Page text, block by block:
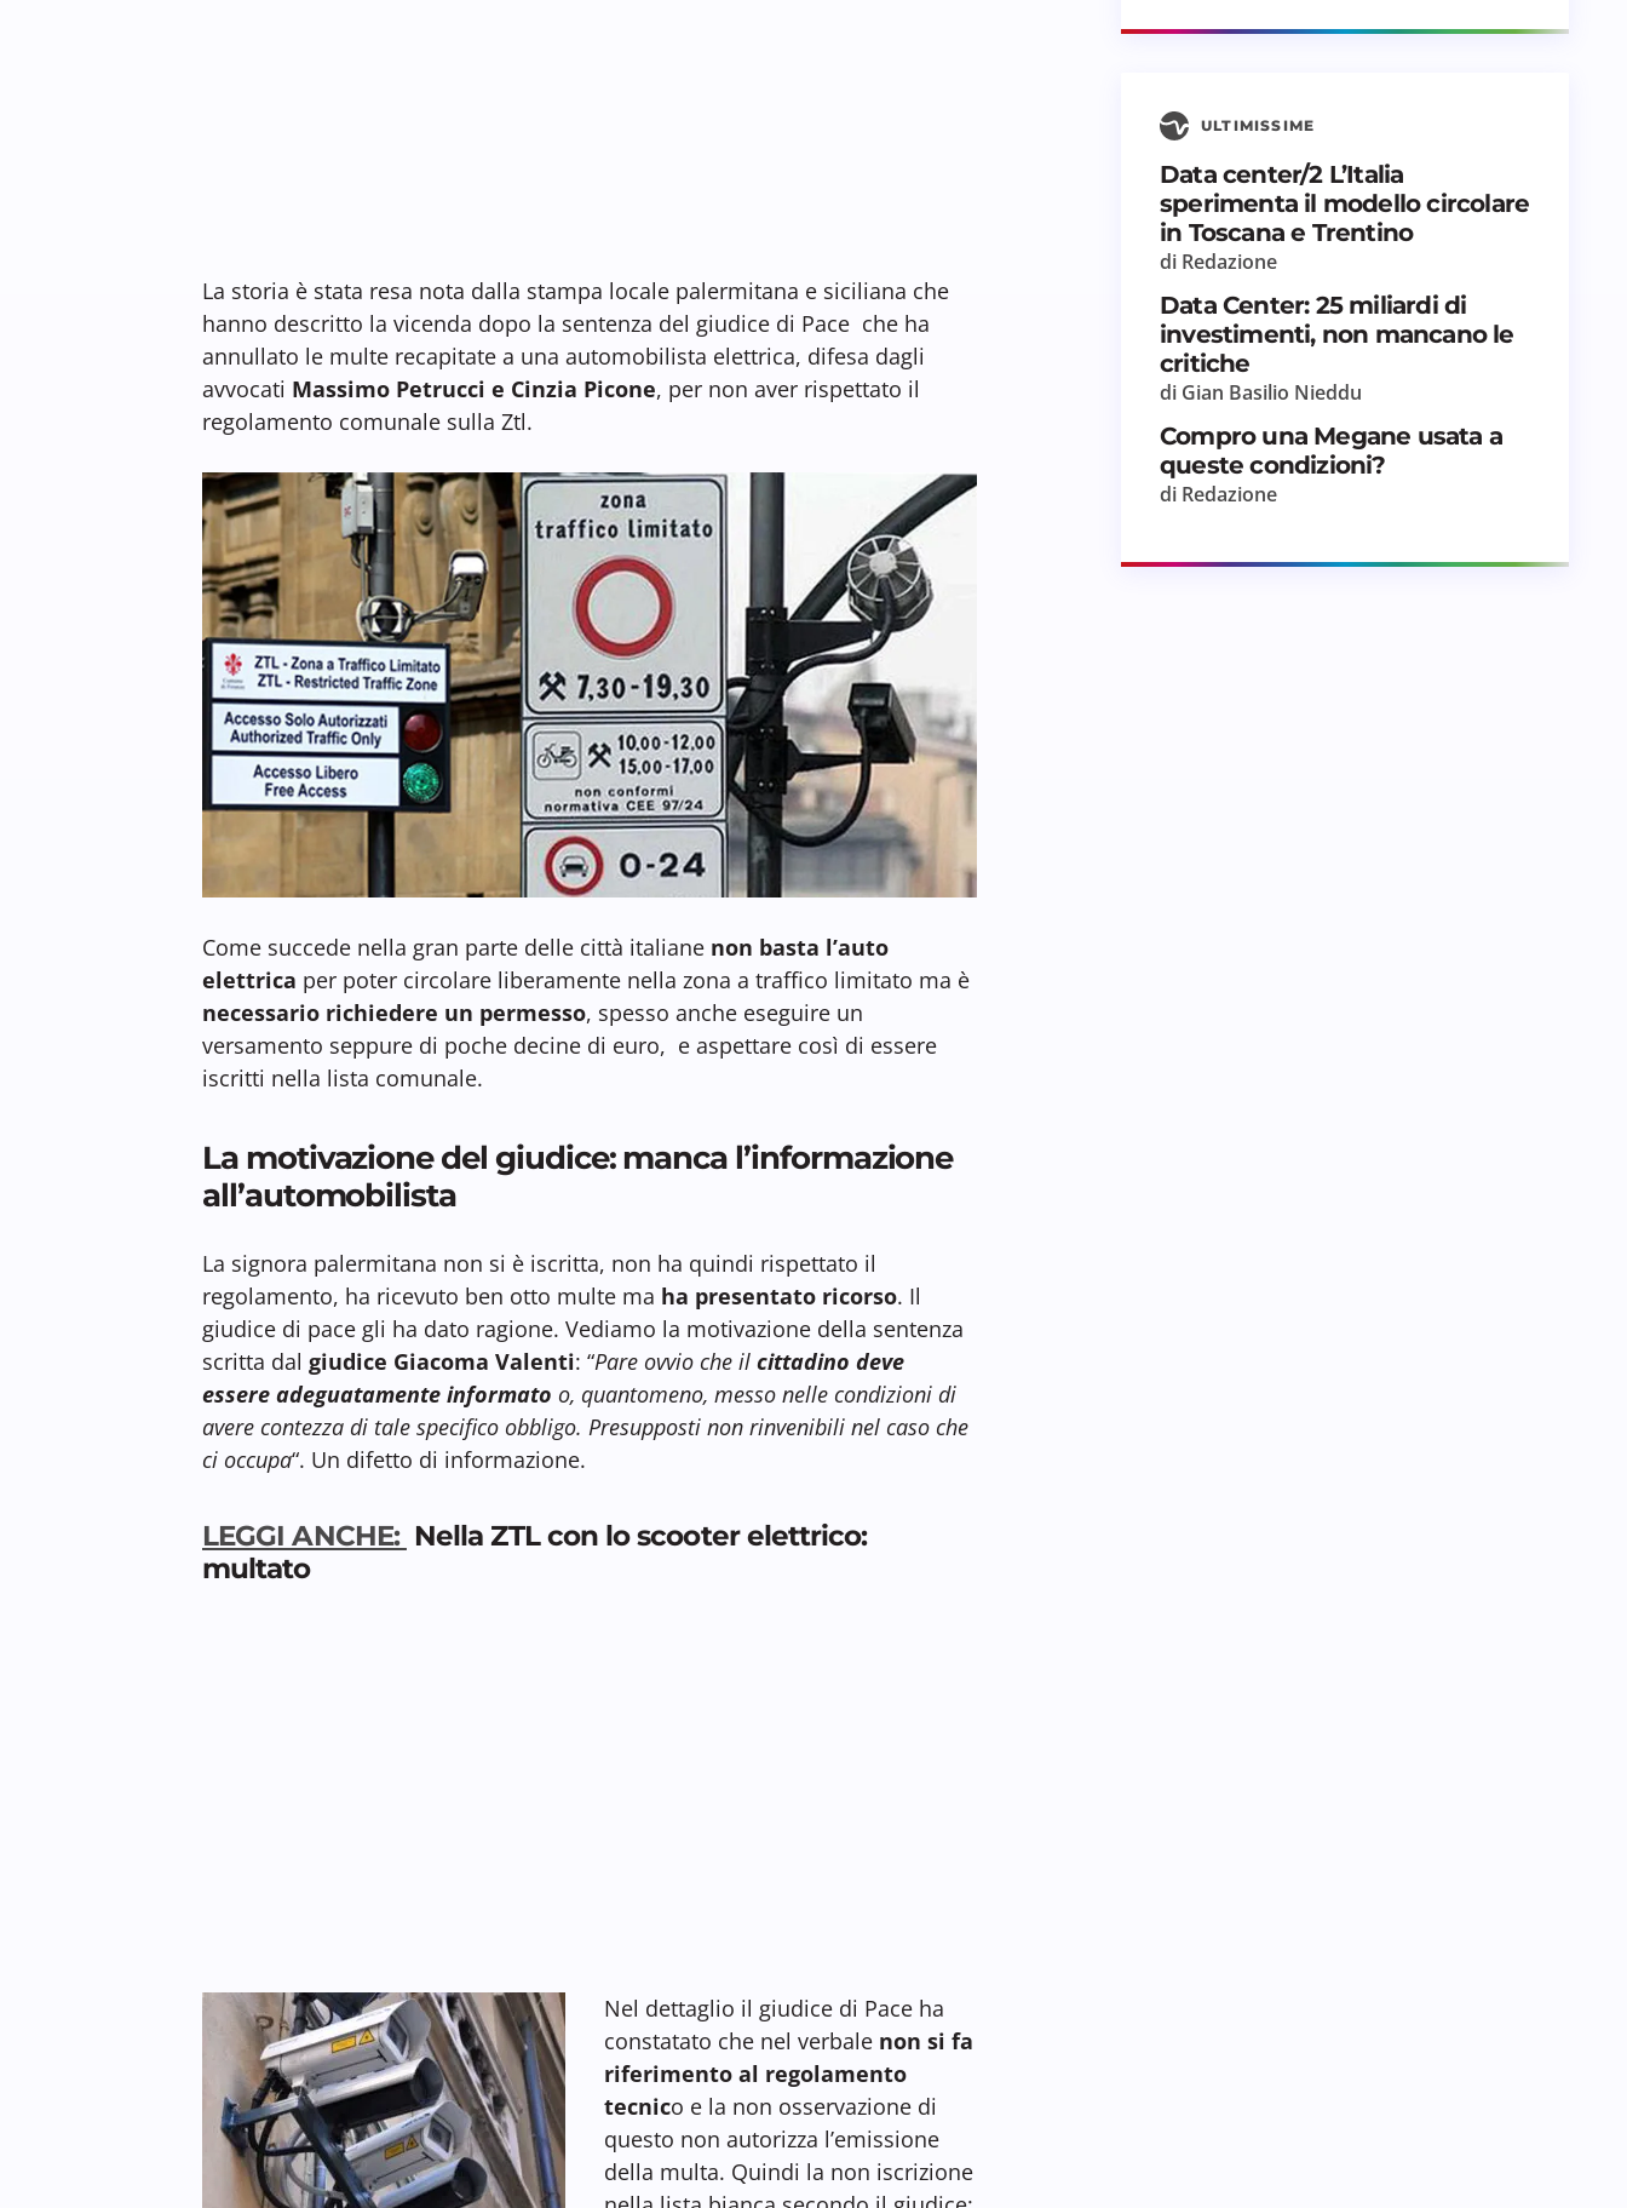
La storia è stata resa nota dalla stampa locale palermitana e siciliana che
hanno descritto la vicenda dopo la sentenza del giudice di Pace che ha
annullato le multe recapitate a una automobilista elettrica, difesa dagli
avvocati Massimo Petrucci e Cinzia Picone, per non aver rispettato il
regolamento comunale sulla Ztl.
Come succede nella gran parte delle città italiane non basta l’auto
elettrica per poter circolare liberamente nella zona a traffico limitato ma è
necessario richiedere un permesso, spesso anche eseguire un
versamento seppure di poche decine di euro, e aspettare così di essere
iscritti nella lista comunale.
La motivazione del giudice: manca l’informazione
all’automobilista
La signora palermitana non si è iscritta, non ha quindi rispettato il
regolamento, ha ricevuto ben otto multe ma ha presentato ricorso. Il
giudice di pace gli ha dato ragione. Vediamo la motivazione della sentenza
scritta dal giudice Giacoma Valenti: “Pare ovvio che il cittadino deve
essere adeguatamente informato o, quantomeno, messo nelle condizioni di
avere contezza di tale specifico obbligo. Presupposti non rinvenibili nel caso che
ci occupa“. Un difetto di informazione.
LEGGI ANCHE: Nella ZTL con lo scooter elettrico:
multato
Nel dettaglio il giudice di Pace ha
constatato che nel verbale non si fa
riferimento al regolamento
tecnico e la non osservazione di
questo non autorizza l’emissione
della multa. Quindi la non iscrizione
ULTIMISSIME
Data center/2 L’Italia
sperimenta il modello circolare
in Toscana e Trentino
di Redazione
Data Center: 25 miliardi di
investimenti, non mancano le
critiche
di Gian Basilio Nieddu
Compro una Megane usata a
queste condizioni?
di Redazione